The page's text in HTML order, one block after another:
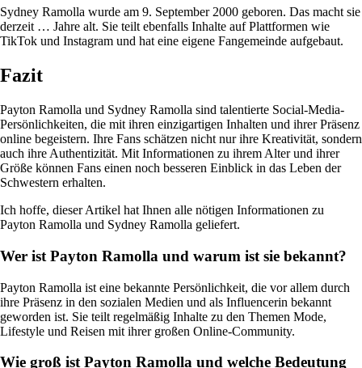
Sydney Ramolla wurde am 9. September 2000 geboren. Das macht sie
derzeit … Jahre alt. Sie teilt ebenfalls Inhalte auf Plattformen wie
TikTok und Instagram und hat eine eigene Fangemeinde aufgebaut.
Fazit
Payton Ramolla und Sydney Ramolla sind talentierte Social-Media-
Persönlichkeiten, die mit ihren einzigartigen Inhalten und ihrer Präsenz
online begeistern. Ihre Fans schätzen nicht nur ihre Kreativität, sondern
auch ihre Authentizität. Mit Informationen zu ihrem Alter und ihrer
Größe können Fans einen noch besseren Einblick in das Leben der
Schwestern erhalten.
Ich hoffe, dieser Artikel hat Ihnen alle nötigen Informationen zu
Payton Ramolla und Sydney Ramolla geliefert.
Wer ist Payton Ramolla und warum ist sie bekannt?
Payton Ramolla ist eine bekannte Persönlichkeit, die vor allem durch
ihre Präsenz in den sozialen Medien und als Influencerin bekannt
geworden ist. Sie teilt regelmäßig Inhalte zu den Themen Mode,
Lifestyle und Reisen mit ihrer großen Online-Community.
Wie groß ist Payton Ramolla und welche Bedeutung